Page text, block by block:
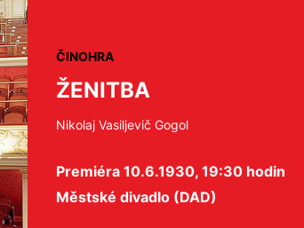
ČINOHRA
ŽENITBA
Nikolaj Vasiljevič Gogol
Premiéra 10.6.1930, 19:30 hodin
Městské divadlo (DAD)